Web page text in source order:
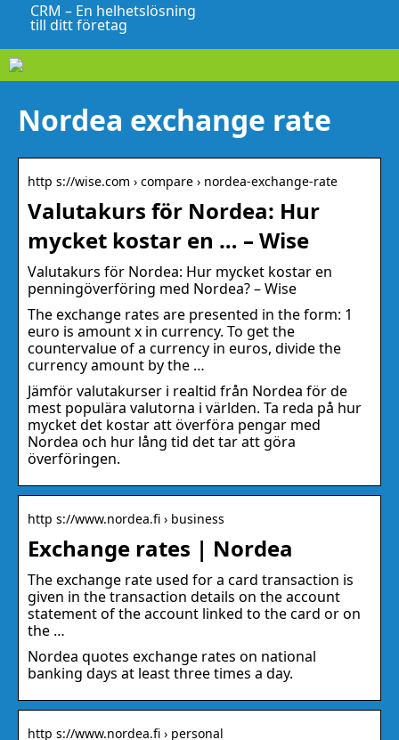
CRM – En helhetslösning
till ditt företag
Nordea exchange rate
http s://wise.com › compare › nordea-exchange-rate
Valutakurs för Nordea: Hur
mycket kostar en … – Wise
Valutakurs för Nordea: Hur mycket kostar en
penningöverföring med Nordea? – Wise
The exchange rates are presented in the form: 1
euro is amount x in currency. To get the
countervalue of a currency in euros, divide the
currency amount by the …
Jämför valutakurser i realtid från Nordea för de
mest populära valutorna i världen. Ta reda på hur
mycket det kostar att överföra pengar med
Nordea och hur lång tid det tar att göra
överföringen.
http s://www.nordea.fi › business
Exchange rates | Nordea
The exchange rate used for a card transaction is
given in the transaction details on the account
statement of the account linked to the card or on
the …
Nordea quotes exchange rates on national
banking days at least three times a day.
http s://www.nordea.fi › personal